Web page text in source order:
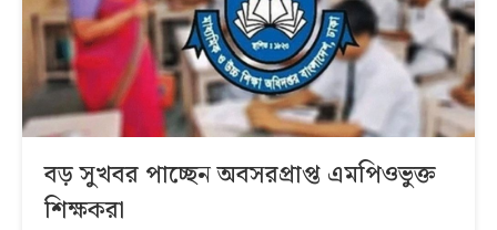
বড় সুখবর পাচ্ছেন অবসরপ্রাপ্ত এমপিওভুক্ত
শিক্ষকরা